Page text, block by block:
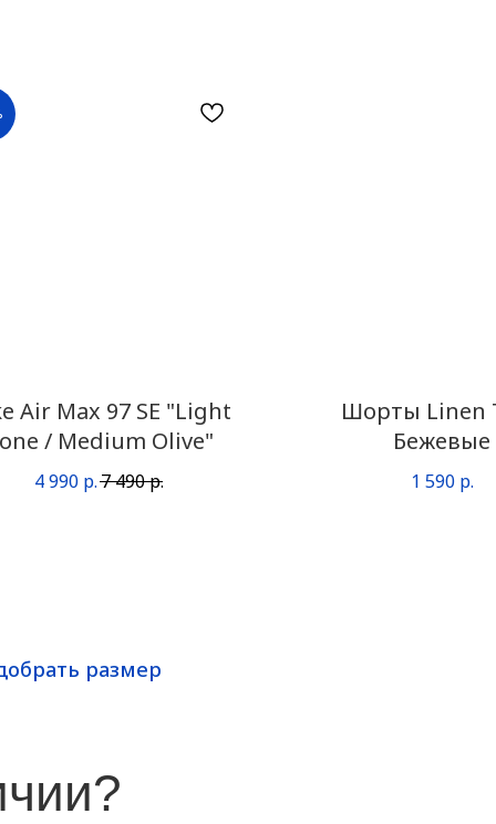
Air Max 97 SE "Light
/ Medium Olive"
4 990 р.7 490р.
Шорты Linen
Бежевые
1 590 р.
размер